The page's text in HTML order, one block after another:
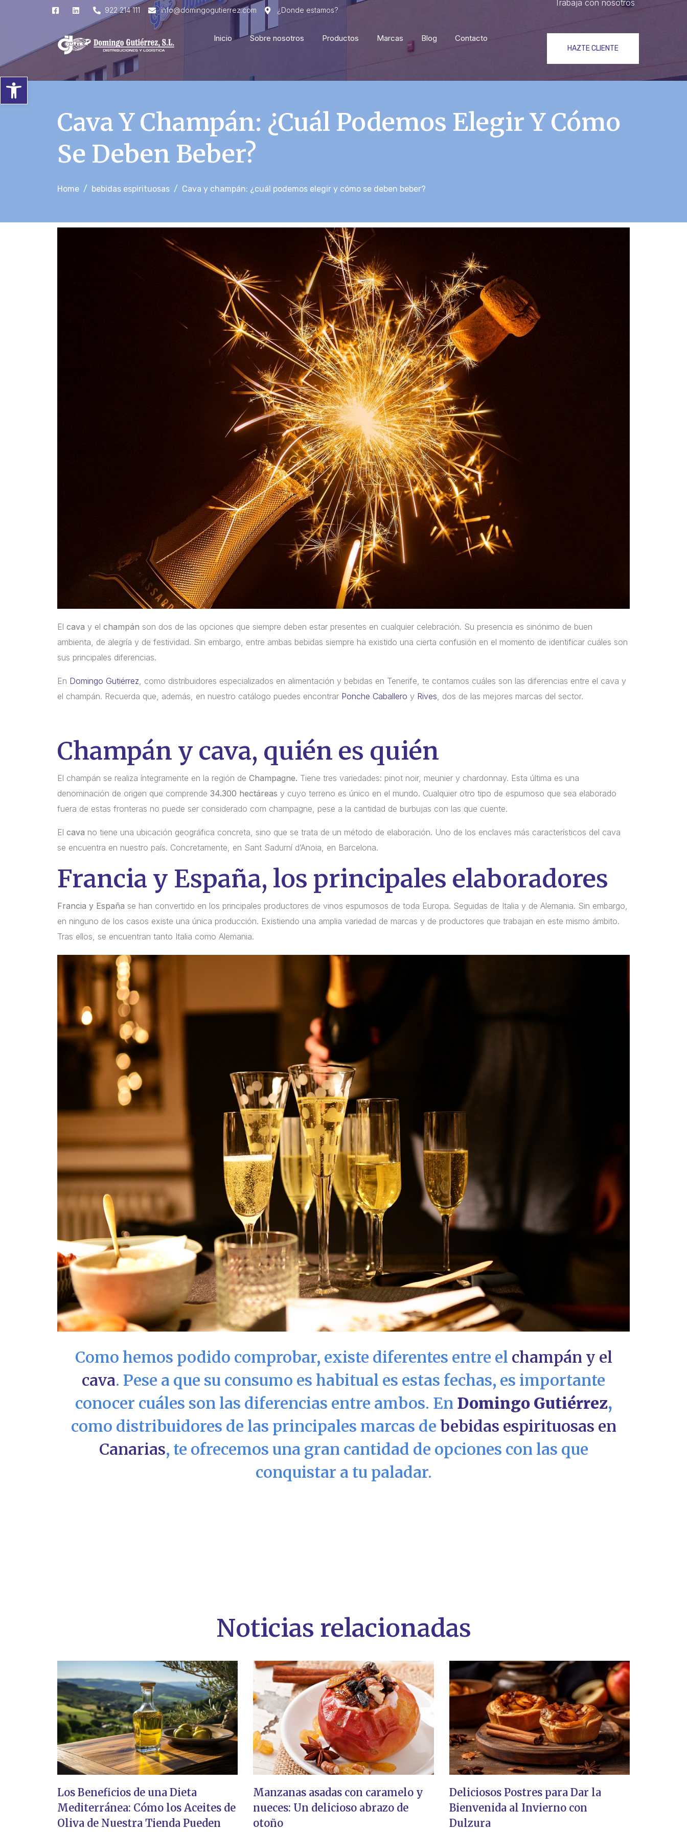
Abrir barra de herramientas
922 214 111 info@domingogutierrez.com ¿Donde estamos?
Trabaja con nosotros
Inicio Sobre nosotros Productos Marcas Blog Contacto
HAZTE CLIENTE
Cava Y Champán: ¿cuál Podemos Elegir Y Cómo
Se Deben Beber?
Home bebidas espirituosas Cava y champán: ¿cuál podemos elegir y cómo se deben beber?
El cava y el champán son dos de las opciones que siempre deben estar presentes en cualquier celebración. Su presencia es sinónimo de buen
ambienta, de alegría y de festividad. Sin embargo, entre ambas bebidas siempre ha existido una cierta confusión en el momento de identificar cuáles son
sus principales diferencias.
En Domingo Gutiérrez, como distribuidores especializados en alimentación y bebidas en Tenerife, te contamos cuáles son las diferencias entre el cava y
el champán. Recuerda que, además, en nuestro catálogo puedes encontrar Ponche Caballero y Rives, dos de las mejores marcas del sector.
Champán y cava, quién es quién
El champán se realiza íntegramente en la región de Champagne. Tiene tres variedades: pinot noir, meunier y chardonnay. Esta última es una
denominación de origen que comprende 34.300 hectáreas y cuyo terreno es único en el mundo. Cualquier otro tipo de espumoso que sea elaborado
fuera de estas fronteras no puede ser considerado com champagne, pese a la cantidad de burbujas con las que cuente.
El cava no tiene una ubicación geográfica concreta, sino que se trata de un método de elaboración. Uno de los enclaves más característicos del cava
se encuentra en nuestro país. Concretamente, en Sant Sadurní d’Anoia, en Barcelona.
Francia y España, los principales elaboradores
Francia y España se han convertido en los principales productores de vinos espumosos de toda Europa. Seguidas de Italia y de Alemania. Sin embargo,
en ninguno de los casos existe una única producción. Existiendo una amplia variedad de marcas y de productores que trabajan en este mismo ámbito.
Tras ellos, se encuentran tanto Italia como Alemania.
Como hemos podido comprobar, existe diferentes entre el champán y el
cava. Pese a que su consumo es habitual es estas fechas, es importante
conocer cuáles son las diferencias entre ambos. En Domingo Gutiérrez,
como distribuidores de las principales marcas de bebidas espirituosas en
Canarias, te ofrecemos una gran cantidad de opciones con las que
conquistar a tu paladar.
Noticias relacionadas
Los Beneficios de una Dieta
Mediterránea: Cómo los Aceites de
Oliva de Nuestra Tienda Pueden
Manzanas asadas con caramelo y
nueces: Un delicioso abrazo de
otoño
Deliciosos Postres para Dar la
Bienvenida al Invierno con
Dulzura